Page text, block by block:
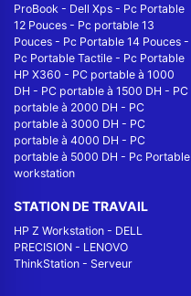
ProBook - Dell Xps - Pc Portable
12 Pouces - Pc portable 13
Pouces - Pc Portable 14 Pouces -
Pc Portable Tactile - Pc Portable
HP X360 - PC portable à 1000
DH - PC portable à 1500 DH - PC
portable à 2000 DH - PC
portable à 3000 DH - PC
portable à 4000 DH - PC
portable à 5000 DH - Pc Portable
workstation
STATION DE TRAVAIL
HP Z Workstation - DELL
PRECISION - LENOVO
ThinkStation - Serveur